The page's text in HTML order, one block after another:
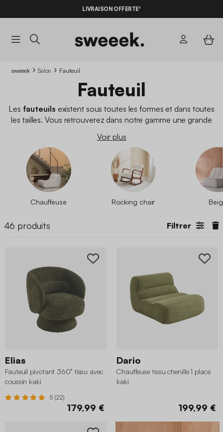
BONS PLANS* AVEC LECODE SUMMER10
sweeek Salon Fauteuil
Fauteuil
Les fauteuils existent sous toutes les formes et dans toutes
les tailles. Vous retrouverez dans notre gamme une grande
ouvintage
convient parfaitement
à votre maison et en harmonie avec
votrecanapé . Vous devez également tenir compte de la
fonction de votre futur fauteuil. L'utiliserez-vous pour lire,
regarder la télévision ou faire une sieste ? Assurez-vous que le
bien à l'espace que vous lui avez réservé.
Voir plus
Chauffeuse Rocking chair
46 produits Filtrer
Elias
Fauteuil pivotant 360° tissu avec
coussin kaki
5 (22)
179,99 €
Dario
Chauffeuse tissu chenille 1 place
kaki
199,99 €